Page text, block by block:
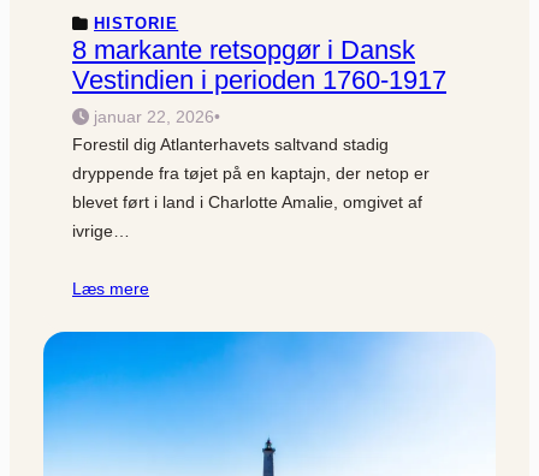
HISTORIE
8 markante retsopgør i Dansk
Vestindien i perioden 1760-1917
januar 22, 2026•
Forestil dig Atlanterhavets saltvand stadig
dryppende fra tøjet på en kaptajn, der netop er
blevet ført i land i Charlotte Amalie, omgivet af
ivrige…
Læs mere